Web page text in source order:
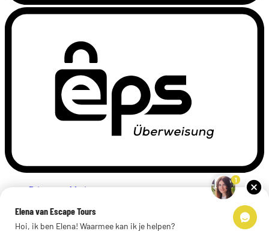
Privacyverklaring
Links
1
Elena van Escape Tours
Hoi, ik ben Elena! Waarmee kan ik je helpen?